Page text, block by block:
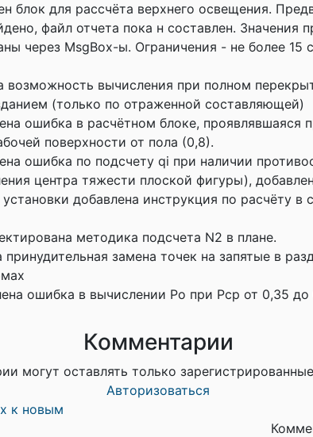
блок для рассчёта верхнего освещения.
файл отчета пока н составлен. Значения
через MsgBox-ы. Ограничения - не более 15
возможность вычисления при полном
(только по отраженной составляющей)
ошибка в расчётном блоке, проявлявшаяся
поверхности от пола (0,8).
ошибка по подсчету qi при наличии
центра тяжести плоской фигуры),
добавлена инструкция по расчёту в
методика подсчета N2 в плане.
принудительная замена точек на запятые в
ошибка в вычислении Ро при Рср от 0,35 до
Комментарии
могут оставлять только
Авторизоваться
к новым